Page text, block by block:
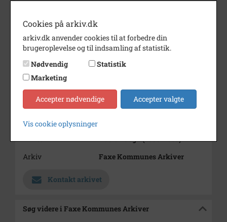
Periode
1950 - 1970
Dateringsnote
u.år
Fotograf
Hans-Willy Bautz.
Se på kort
Type
Enhed
Haslev Sogn (1000-2050)
Arkiv
Faxe Kommunes Arkiver
Kontakt arkivet
Søg videre i Faxe Kommunes Arkiver
Cookies på arkiv.dk
arkiv.dk anvender cookies til at forbedre din
brugeroplevelse og til indsamling af statistik.
Nødvendig
Statistik
Marketing
Accepter nødvendige Accepter valgte
Vis cookie oplysninger